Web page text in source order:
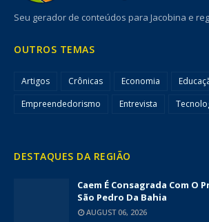
Seu gerador de conteúdos para Jacobina e
OUTROS TEMAS
Artigos Crônicas Economia
Empreendedorismo
Entrevista
DESTAQUES DA REGIÃO
Caem É Consagrada Com O
São Pedro Da Bahia
AUGUST 06, 2026